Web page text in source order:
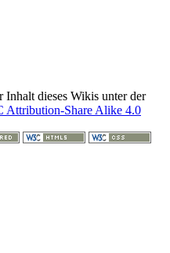
Inhalt dieses Wikis unter der
Attribution-Share Alike 4.0